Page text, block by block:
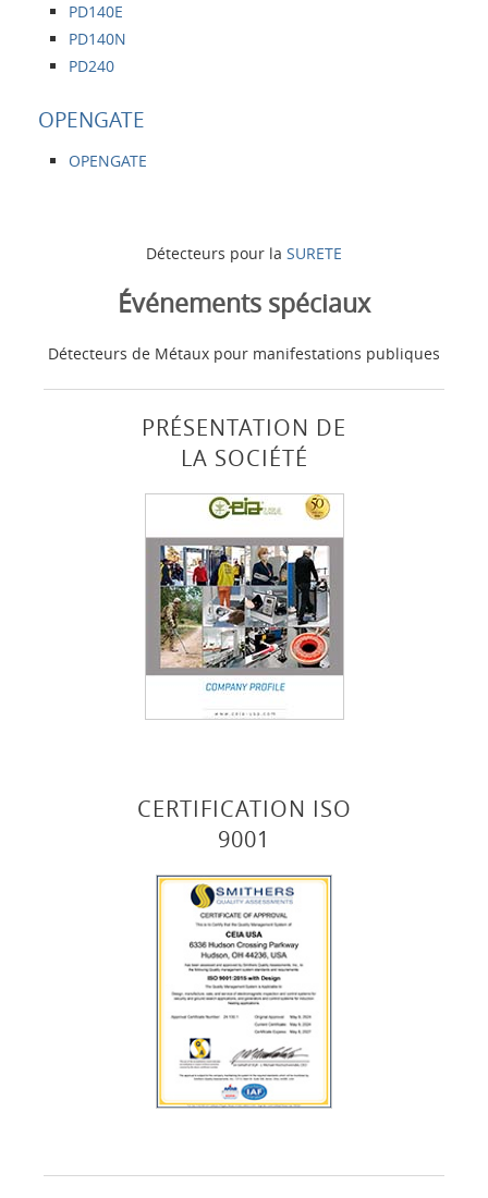
Détecteurs pour la SURETE
Événements spéciaux
Détecteurs de Métaux pour manifestations publiques
PRÉSENTATION DE
LA SOCIÉTÉ
CERTIFICATION ISO
9001
PD140E
PD140N
PD240
OPENGATE
OPENGATE